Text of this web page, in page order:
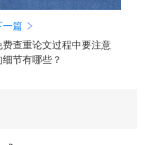
一篇
费查重论文过程中要注意
细节有哪些？